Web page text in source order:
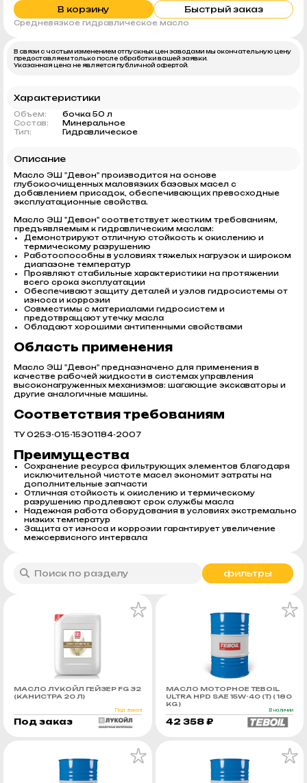
В корзину
Быстрый заказ
Средневязкое гидравлическое масло
В связи с частым изменением отпускных цен заводами мы окончательную цену
предоставляем только после обработки вашей заявки.
Указанная цена не является публичной офертой.
Характеристики
Объем:
бочка 50 л
Состав:
Минеральное
Тип:
Гидравлическое
Описание
Масло ЭШ "Девон" производится на основе
глубокоочищенных маловязких базовых масел с
добавлением присадок, обеспечивающих превосходные
эксплуатационные свойства.
Масло ЭШ "Девон" соответствует жестким требованиям,
предъявляемым к гидравлическим маслам:
Демонстрируют отличную стойкость к окислению и
термическому разрушению
Работоспособны в условиях тяжелых нагрузок и широком
диапазоне температур
Проявляют стабильные характеристики на протяжении
всего срока эксплуатации
Обеспечивают защиту деталей и узлов гидросистемы от
износа и коррозии
Совместимы с материалами гидросистем и
предотвращают утечку масла
Обладают хорошими антипенными свойствами
Область применения
Масло ЭШ "Девон" предназначено для применения в
качестве рабочей жидкости в системах управления
высоконагруженных механизмов: шагающие экскаваторы и
другие аналогичные машины.
Соответствия требованиям
ТУ 0253-015-15301184-2007
Преимущества
Сохранение ресурса фильтрующих элементов благодаря
исключительной чистоте масел экономит затраты на
дополнительные запчасти
Отличная стойкость к окислению и термическому
разрушению продлевают срок службы масла
Надежная работа оборудования в условиях экстремально
низких температур
Защита от износа и коррозии гарантирует увеличение
межсервисного интервала
фильтры
МАСЛО ЛУКОЙЛ ГЕЙЗЕР FG 32
(КАНИСТРА 20 Л)
Под заказ
Под заказ
МАСЛО МОТОРНОЕ TEBOIL
ULTRA HPD SAE 15W-40 (Т) ( 180
KG )
В наличии
42 358 ₽